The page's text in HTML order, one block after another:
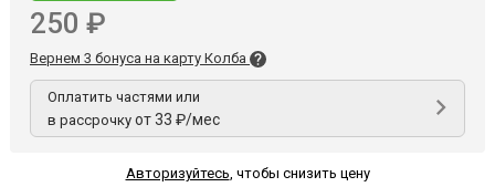
250 ₽
Вернем 3 бонуса на карту Колба
Оплатить частями или
в рассрочку от 33 ₽/мес
Авторизуйтесь, чтобы снизить цену